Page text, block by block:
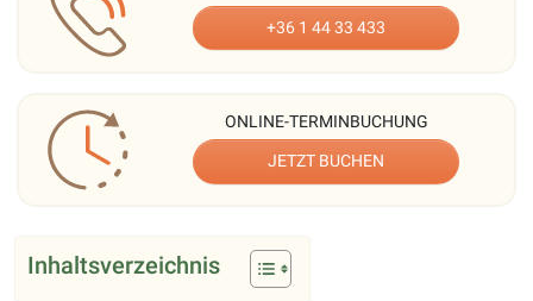
+36 1 44 33 433
ONLINE-TERMINBUCHUNG
JETZT BUCHEN
Inhaltsverzeichnis